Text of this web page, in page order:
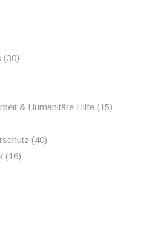
(30)
& Humanitäre Hilfe(15)
(40)
(16)